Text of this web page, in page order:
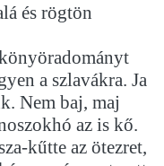
és rögtön
a szlavákra. Ja
Nem baj, maj
az is kő.
kűtte az ötezret,